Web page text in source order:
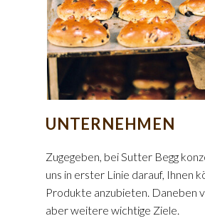
UNTERNEHMEN
Zugegeben, bei Sutter Begg
uns in erster Linie darauf, Ihnen
Produkte anzubieten. Daneben
aber weitere wichtige Ziele.